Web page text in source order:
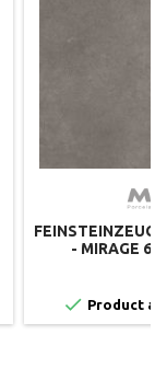
- MIRAGE
 Product